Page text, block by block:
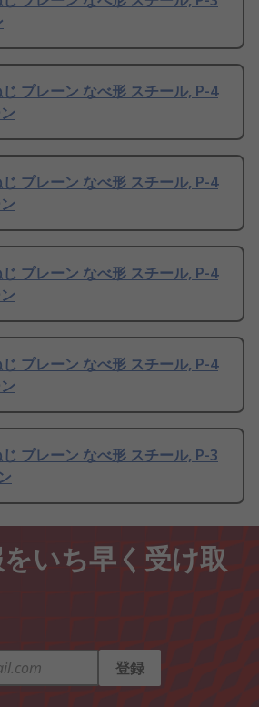
プレーン なべ形 スチール, P-4
プレーン なべ形 スチール, P-4
プレーン なべ形 スチール, P-4
プレーン なべ形 スチール, P-4
プレーン なべ形 スチール, P-3
いち早く受け取
登録